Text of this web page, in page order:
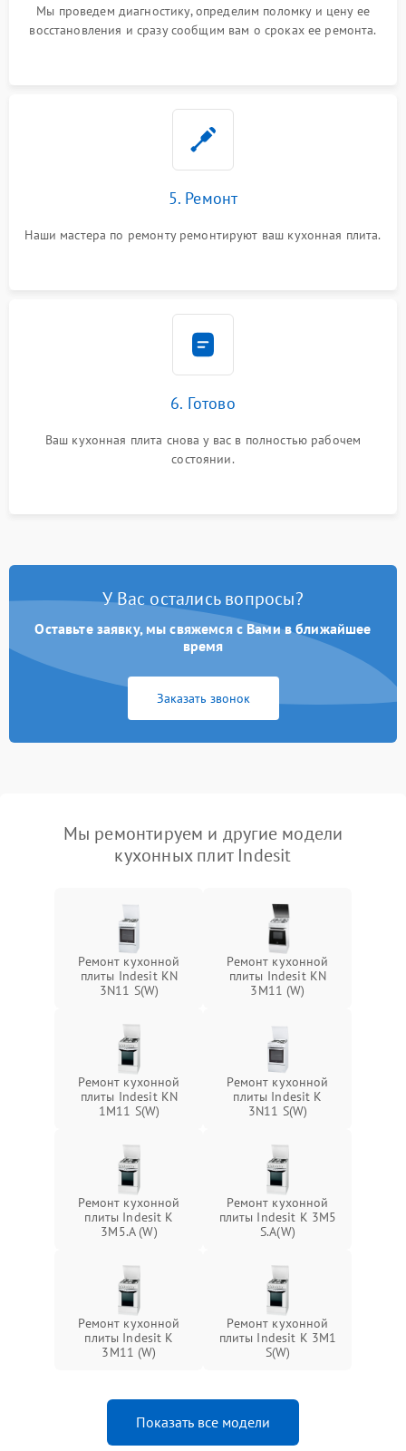
Мы проведем диагностику, определим поломку и цену ее
восстановления и сразу сообщим вам о сроках ее ремонта.
5. Ремонт
Наши мастера по ремонту ремонтируют ваш кухонная плита.
6. Готово
Ваш кухонная плита снова у вас в полностью рабочем
состоянии.
У Вас остались вопросы?
Оставьте заявку, мы свяжемся с Вами в ближайшее
время
Заказать звонок
Мы ремонтируем и другие модели
кухонных плит Indesit
Ремонт кухонной
плиты Indesit KN
3N11 S(W)
Ремонт кухонной
плиты Indesit KN
3M11 (W)
Ремонт кухонной
плиты Indesit KN
1M11 S(W)
Ремонт кухонной
плиты Indesit K
3N11 S(W)
Ремонт кухонной
плиты Indesit K
3M5.A (W)
Ремонт кухонной
плиты Indesit K 3M5
S.A(W)
Ремонт кухонной
плиты Indesit K
3M11 (W)
Ремонт кухонной
плиты Indesit K 3M1
S(W)
Показать все модели